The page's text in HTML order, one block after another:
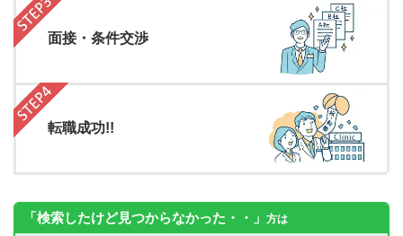
面接・条件交渉
転職成功!!
「検索したけど見つからなかった・・」 方は